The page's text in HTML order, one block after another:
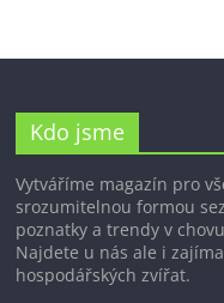
Kdo jsme
Vytváříme magazín pro
srozumitelnou formou
poznatky a trendy v
Najdete u nás ale i
hospodářských zvířat.